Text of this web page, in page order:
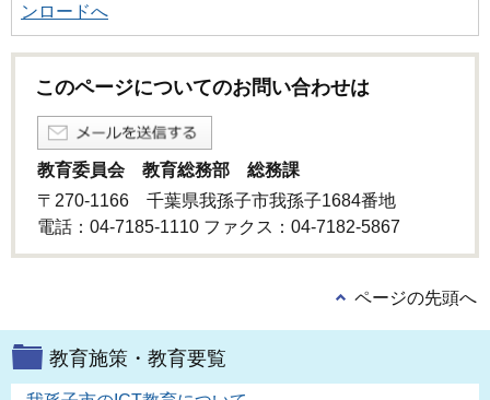
ンロードへ
このページについてのお問い合わせは
教育委員会 教育総務部 総務課
〒270-1166 千葉県我孫子市我孫子1684番地
電話：04-7185-1110 ファクス：04-7182-5867
ページの先頭へ
教育施策・教育要覧